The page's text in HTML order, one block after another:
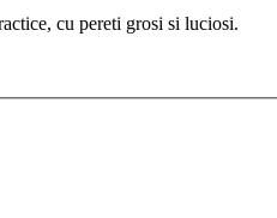
cu pereti grosi si luciosi.